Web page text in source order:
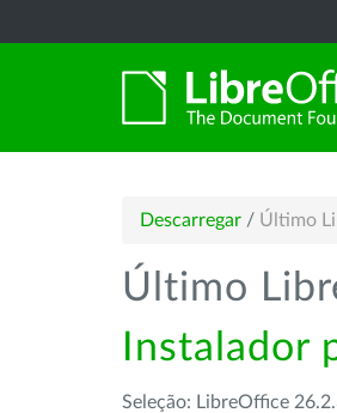
Descarregar / Último
Último
Instalador
Seleção: LibreOffice